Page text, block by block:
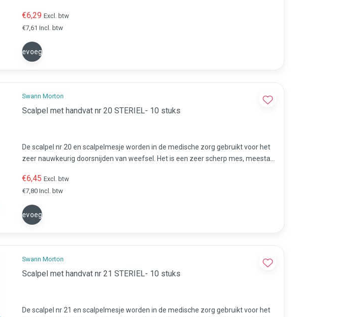
€6,29 Excl. btw
€7,61 Incl. btw
Toevoegen
Swann Morton
Scalpel met handvat nr 20 STERIEL- 10 stuks
De scalpel nr 20 en scalpelmesje worden in de medische zorg gebruikt voor het
zeer nauwkeurig doorsnijden van weefsel. Het is een zeer scherp mes, meestal
€6,45 Excl. btw
€7,80 Incl. btw
Toevoegen
Swann Morton
Scalpel met handvat nr 21 STERIEL- 10 stuks
De scalpel nr 21 en scalpelmesje worden in de medische zorg gebruikt voor het